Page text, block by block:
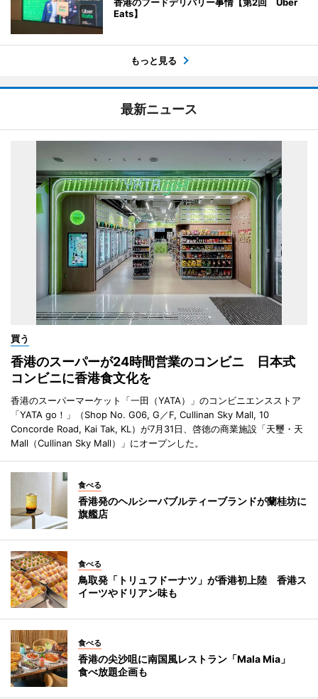
香港のフードデリバリー事情【第2回 Uber
Eats】
もっと見る
最新ニュース
買う
香港のスーパーが24時間営業のコンビニ 日本式
コンビニに香港食文化を
香港のスーパーマーケット「一田（YATA）」のコンビニエンスストア
「YATA go！」（Shop No. G06, G／F, Cullinan Sky Mall, 10
Concorde Road, Kai Tak, KL）が7月31日、啓徳の商業施設「天璽・天
Mall（Cullinan Sky Mall）」にオープンした。
食べる
香港発のヘルシーバブルティーブランドが蘭桂坊に
旗艦店
食べる
鳥取発「トリュフドーナツ」が香港初上陸 香港ス
イーツやドリアン味も
食べる
香港の尖沙咀に南国風レストラン「Mala Mia」
食べ放題企画も